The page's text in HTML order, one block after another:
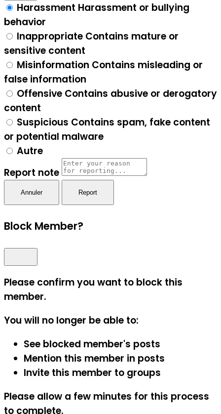
Harassment Harassment or bullying
behavior
Inappropriate Contains mature or
sensitive content
Misinformation Contains misleading or
false information
Offensive Contains abusive or derogatory
content
Suspicious Contains spam, fake content
or potential malware
Autre
Report note
Report
Block Member?
Please confirm you want to block this
member.
You will no longer be able to:
See blocked member's posts
Mention this member in posts
Invite this member to groups
Please allow a few minutes for this process
to complete.